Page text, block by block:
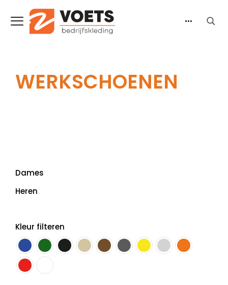
WERKSCHOENEN
Dames
Heren
Kleur filteren